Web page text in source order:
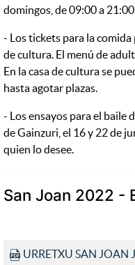
domingos, de 09:00 a
- Los tickets para la
de cultura. El menú de
En la casa de cultura se
hasta agotar plazas.
- Los ensayos para el baile
de Gainzuri, el 16 y 22 de
quien lo desee.
San Joan 2022 -
URRETXU SAN JOAN